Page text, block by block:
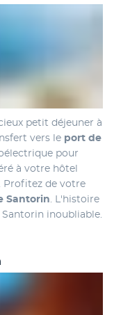
petit déjeuner à
vers le port de
pour
à votre hôtel
Profitez de votre
Santorin. L'histoire
inoubliable.